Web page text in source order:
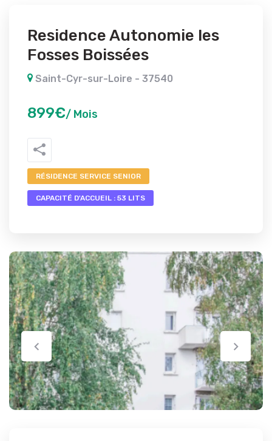
Residence Autonomie les
Fosses Boissées
Saint-Cyr-sur-Loire - 37540
899€/ Mois
RÉSIDENCE SERVICE SENIOR
CAPACITÉ D'ACCUEIL : 53 LITS